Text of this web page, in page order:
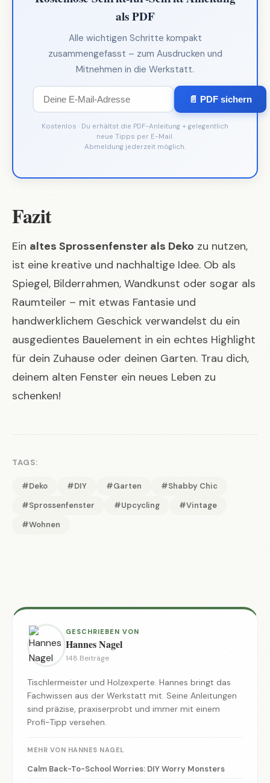
als PDF
Alle wichtigen Schritte kompakt
zusammengefasst – zum Ausdrucken und
Mitnehmen in die Werkstatt.
📄 PDF sichern
Kostenlos · Du erhältst die PDF-Anleitung + gelegentlich
neue Tipps per E-Mail.
Abmeldung jederzeit möglich.
Fazit
Ein altes Sprossenfenster als Deko zu nutzen,
ist eine kreative und nachhaltige Idee. Ob als
Spiegel, Bilderrahmen, Wandkunst oder sogar als
Raumteiler – mit etwas Fantasie und
handwerklichem Geschick verwandelst du ein
ausgedientes Bauelement in ein echtes Highlight
für dein Zuhause oder deinen Garten. Trau dich,
deinem alten Fenster ein neues Leben zu
schenken!
TAGS:
#Deko #DIY #Garten
#Shabby Chic
#Sprossenfenster
#Upcycling
#Vintage
#Wohnen
GESCHRIEBEN VON
Hannes Nagel
148 Beiträge
Tischlermeister und Holzexperte. Hannes bringt das
Fachwissen aus der Werkstatt mit. Seine Anleitungen
sind präzise, praxiserprobt und immer mit einem
Profi-Tipp versehen.
MEHR VON HANNES NAGEL
Calm Back-To-School Worries: DIY Worry Monsters